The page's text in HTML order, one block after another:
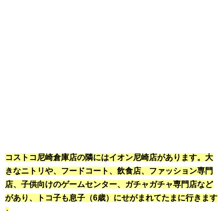
コストコ尼崎倉庫店の隣にはイオン尼崎店があります。大
きなニトリや、フードコート、飲食店、ファッション専門
店、子供向けのゲームセンター、ガチャガチャ専門店など
があり、トコ子も息子（6歳）にせがまれてたまに行きます